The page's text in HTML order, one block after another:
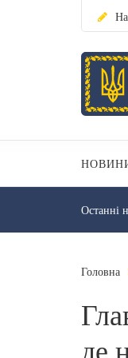
Останні
Головна
де